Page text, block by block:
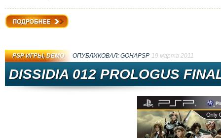
PSP ИГРЫ,DEMO ОПУБЛИКОВАЛ: GOHAPSP 19 марта 2011
DISSIDIA 012 PROLOGUS